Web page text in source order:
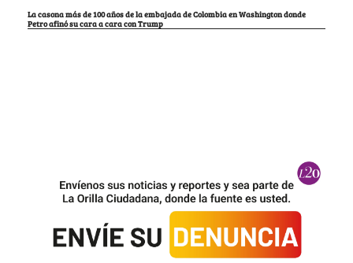
La casona más de 100 años de la embajada de Colombia en Washington donde
Petro afinó su cara a cara con Trump